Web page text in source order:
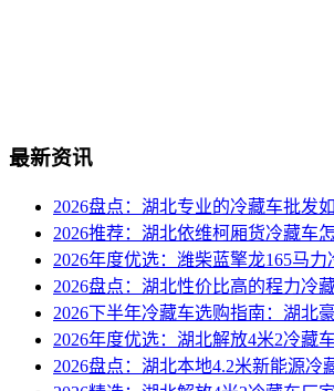
最新资讯
2026盘点：湖北专业的冷藏车批发
2026推荐：湖北依维柯厢货冷藏车
2026年度优选：潍柴蓝擎龙165马
2026盘点：湖北性价比高的程力冷
2026下半年冷藏车选购指南：湖北
2026年度优选：湖北解放4米2冷藏
2026盘点：湖北本地4.2米新能源